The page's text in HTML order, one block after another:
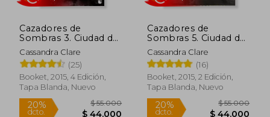
Cazadores de
Sombras 3. Ciudad de
Cristal
Cassandra Clare
(25)
Booket, 2015, 4 Edición,
Tapa Blanda, Nuevo
Cazadores de
Sombras 5. Ciudad de
las Almas Perdid
Cassandra Clare
(16)
Booket, 2015, 2 Edición,
Tapa Blanda, Nuevo